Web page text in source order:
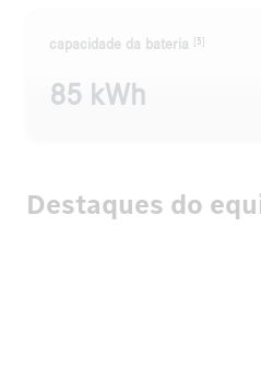
capacidade da bateria [5]
85 kWh
Destaques do